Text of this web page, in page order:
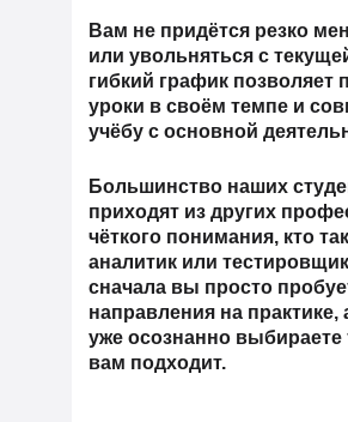
Вам не придётся резко
или увольняться с
гибкий график позволяет
уроки в своём темпе и
учёбу с основной
Большинство наших
приходят из других
чёткого понимания, кто
аналитик или
сначала вы просто
направления на практике,
уже осознанно выбираете
вам подходит.